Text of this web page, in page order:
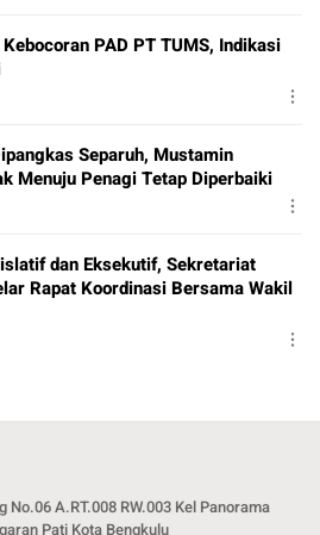
PAD PT TUMS, Indikasi
Separuh, Mustamin
Menuju Penagi Tetap Diperbaiki
dan Eksekutif, Sekretariat
Rapat Koordinasi Bersama Wakil
No.06 A.RT.008 RW.003 Kel Panorama
Pati Kota Bengkulu